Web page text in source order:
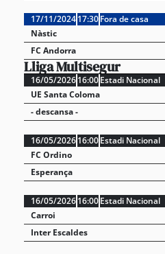
17/11/202417:30Fora de casa
Nàstic
FC Andorra
Lliga Multisegur
16/05/202616:00Estadi Nacional
UE Santa Coloma
- descansa -
16/05/202616:00Estadi Nacional
FC Ordino
Esperança
16/05/202616:00Estadi Nacional
Carroi
Inter Escaldes